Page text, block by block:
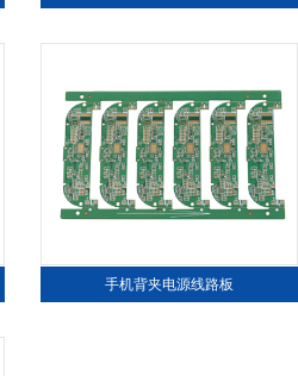
手机背夹电源线路板